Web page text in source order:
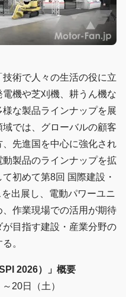
技術で人々の生活の役に立
機や芝刈機、耕うん機な
な製品ラインナップを展
では、グローバルの顧客
先進国を中心に強化され
製品のラインナップを拡
初めて第8回 国際建設・
出展し、電動パワーユニ
作業現場での活用が期待
目指す建設・産業分野の
。
2026）」概要
20日（土）